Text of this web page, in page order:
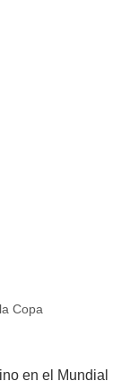
Copa
en el Mundial